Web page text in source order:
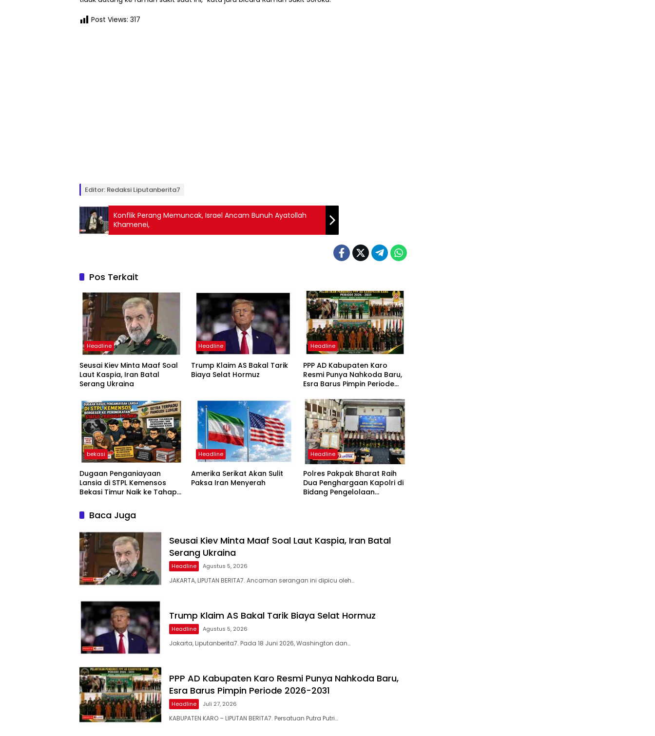
Post Views: 317
Editor: Redaksi Liputanberita7
Konflik Perang Memuncak, Israel Ancam Bunuh Ayatollah
Khamenei,
Pos Terkait
Headline
Seusai Kiev Minta Maaf Soal
Laut Kaspia, Iran Batal
Serang Ukraina
Headline
Trump Klaim AS Bakal Tarik
Biaya Selat Hormuz
Headline
PPP AD Kabupaten Karo
Resmi Punya Nahkoda Baru,
Esra Barus Pimpin Periode
bekasi
Dugaan Penganiayaan
Lansia di STPL Kemensos
Bekasi Timur Naik ke Tahap
Minta Proses Transparan
dan Bebas Intervensi
Headline
Amerika Serikat Akan Sulit
Paksa Iran Menyerah
Headline
Polres Pakpak Bharat Raih
Dua Penghargaan Kapolri di
Bidang Pengelolaan
Baca Juga
Seusai Kiev Minta Maaf Soal Laut Kaspia, Iran Batal
Serang Ukraina
Headline Agustus 5, 2026
JAKARTA, LIPUTAN BERITA7. Ancaman serangan ini dipicu oleh…
Trump Klaim AS Bakal Tarik Biaya Selat Hormuz
Headline Agustus 5, 2026
Jakarta, Liputanberita7. Pada 18 Juni 2026, Washington dan…
PPP AD Kabupaten Karo Resmi Punya Nahkoda Baru,
Esra Barus Pimpin Periode 2026-2031
Headline Juli 27, 2026
KABUPATEN KARO – LIPUTAN BERITA7. Persatuan Putra Putri…